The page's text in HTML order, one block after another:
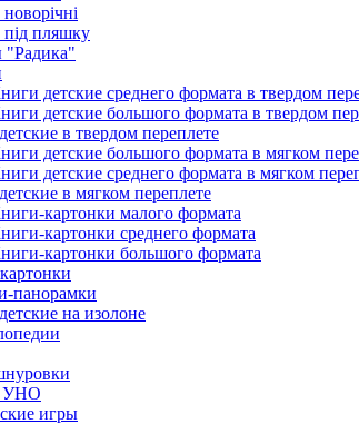
пляшку
"Радика"
детские среднего формата в твердом
детские большого формата в твердом
в твердом переплете
детские большого формата в мягком
детские среднего формата в мягком
в мягком переплете
картонки малого формата
картонки среднего формата
картонки большого формата
панорамки
на изолоне
УНО
игры